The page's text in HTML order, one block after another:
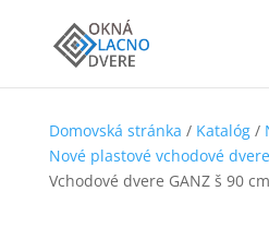
Domovská stránka / Katalóg/
Nové plastové vchodové
Vchodové dvere GANZ š 90